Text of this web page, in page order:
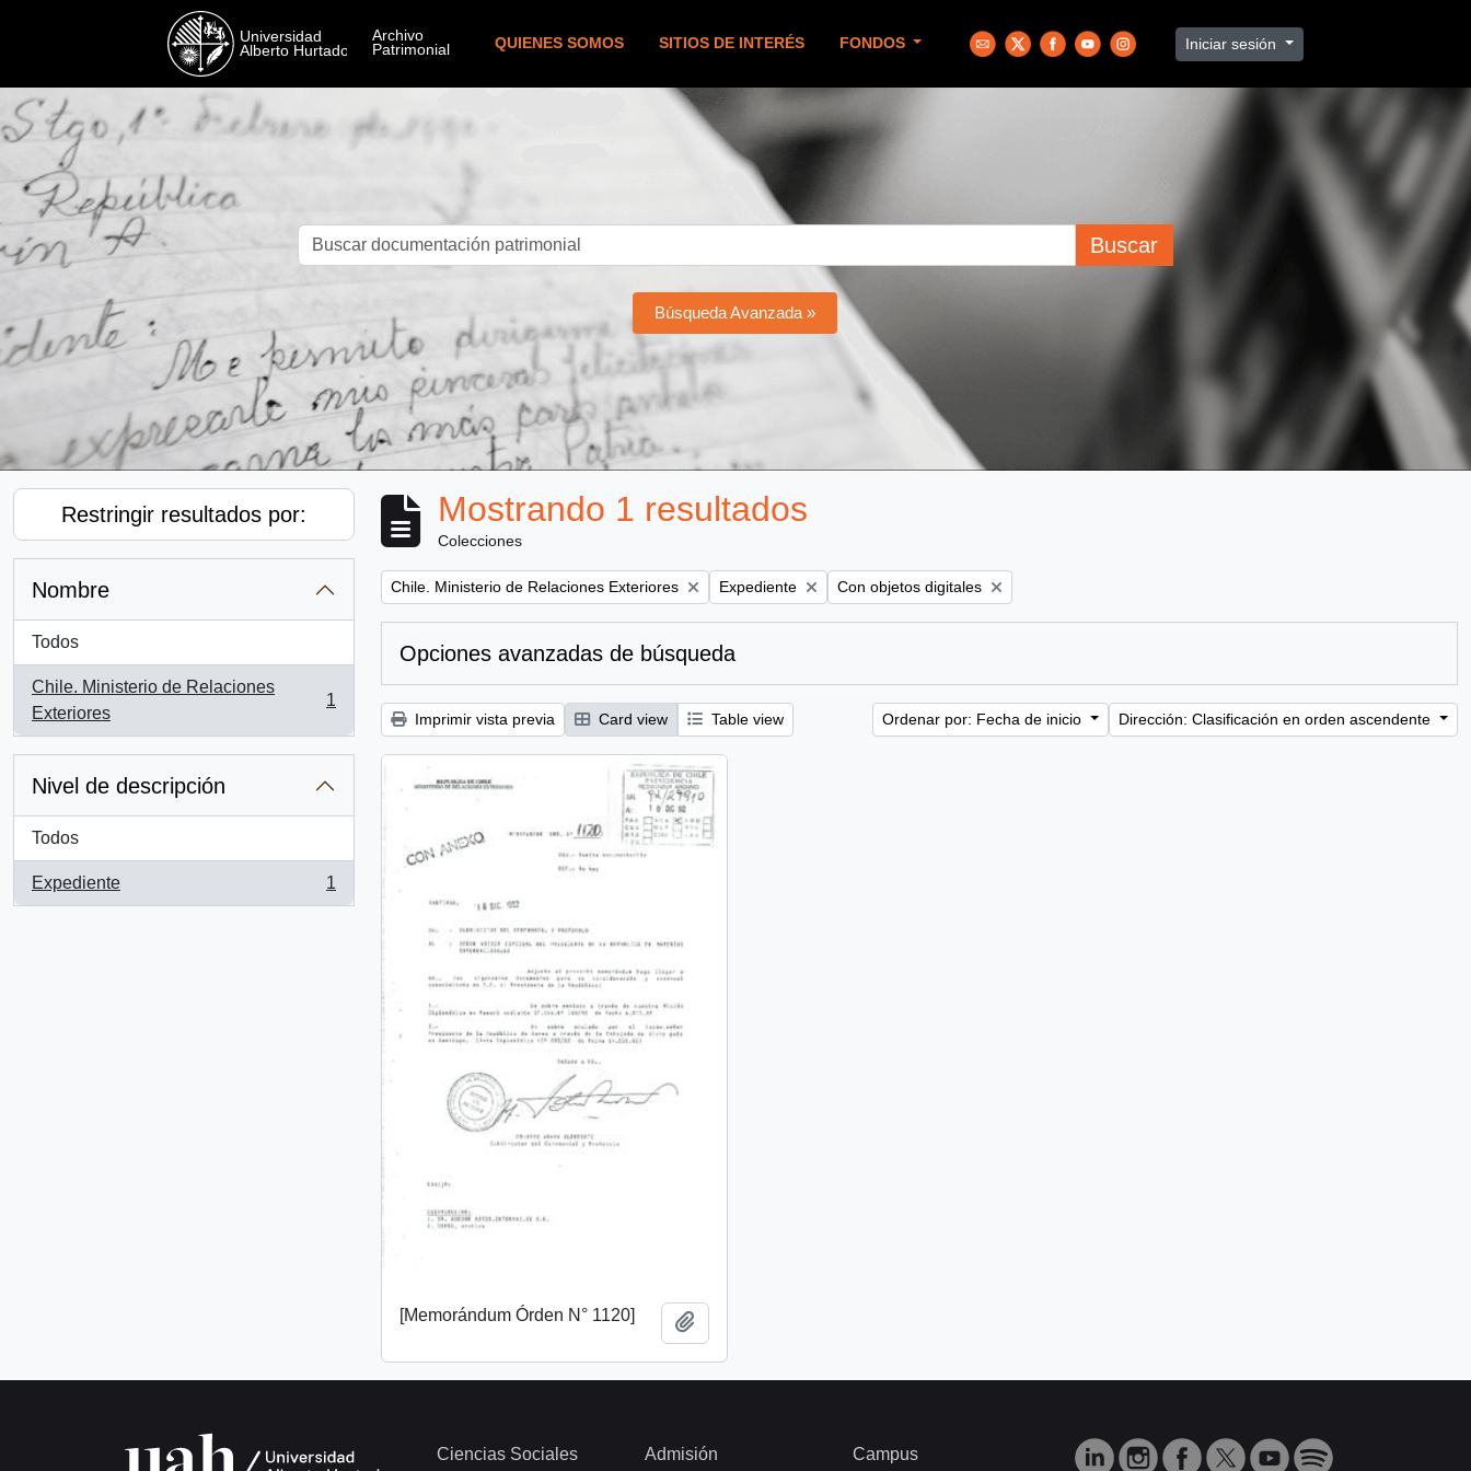
QUIENES SOMOS SITIOS DE INTERÉS FONDOS Iniciar sesión
Buscar
Búsqueda Avanzada »
Restringir resultados por:
Nombre
Todos
Chile. Ministerio de Relaciones
Exteriores
, 1 resultados
1
Nivel de descripción
Todos
Expediente
, 1 resultados
1
Mostrando 1 resultados
Colecciones
Remove filter:
Chile. Ministerio de Relaciones Exteriores Remove filter:
Expediente Remove filter:
Con objetos digitales
Opciones avanzadas de búsqueda
Imprimir vista previa Card view Table view Ordenar por: Fecha de inicio Dirección: Clasificación en orden ascendente
[Memorándum Órden N° 1120]
Ciencias Sociales Admisión Campus